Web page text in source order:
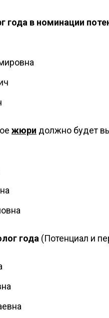
года в номинации
жюри должно будет
года (Потенциал и